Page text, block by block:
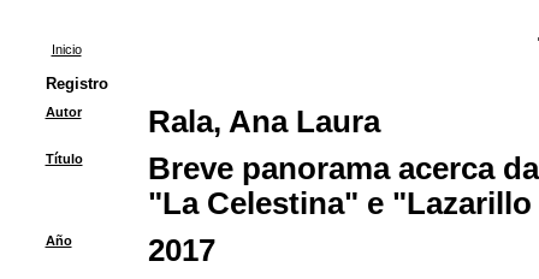
Inicio
Registro
Autor Rala, Ana Laura
Título
Breve panorama acerca
"La Celestina" e "Lazarillo
Año 2017